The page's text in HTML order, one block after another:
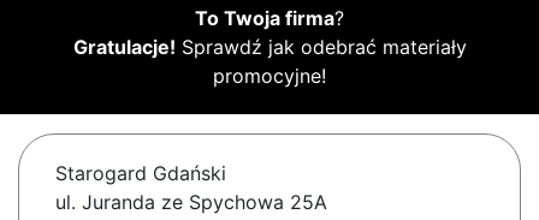
To Twoja firma?
Gratulacje! Sprawdź jak odebrać materiały
promocyjne!
Starogard Gdański
ul. Juranda ze Spychowa 25A